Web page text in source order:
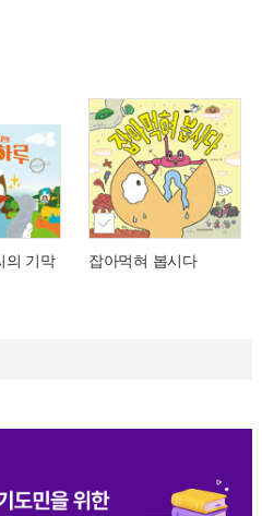
의 기막
잡아먹혀 봅시다